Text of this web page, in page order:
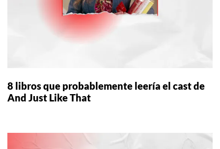
8 libros que probablemente leería el cast de
And Just Like That